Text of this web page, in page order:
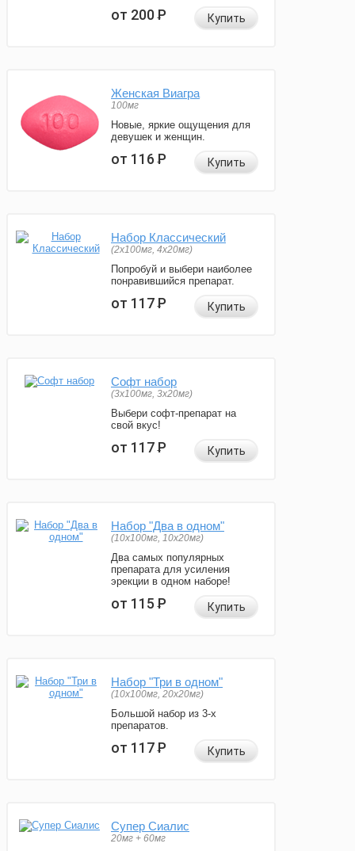
от 200Р Купить
Женская Виагра
100мг
Новые, яркие ощущения для
девушек и женщин.
от 116Р Купить
Набор Классический
(2x100мг, 4x20мг)
Попробуй и выбери наиболее
понравившийся препарат.
от 117Р Купить
Софт набор
(3x100мг, 3x20мг)
Выбери софт-препарат на
свой вкус!
от 117Р Купить
Набор "Два в одном"
(10x100мг, 10x20мг)
Два самых популярных
препарата для усиления
эрекции в одном наборе!
от 115Р Купить
Набор "Три в одном"
(10x100мг, 20x20мг)
Большой набор из 3-х
препаратов.
от 117Р Купить
Супер Сиалис
20мг + 60мг